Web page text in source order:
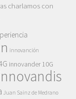
charlamos con
innovanción
innovander 10G
Juan Sainz de Medrano